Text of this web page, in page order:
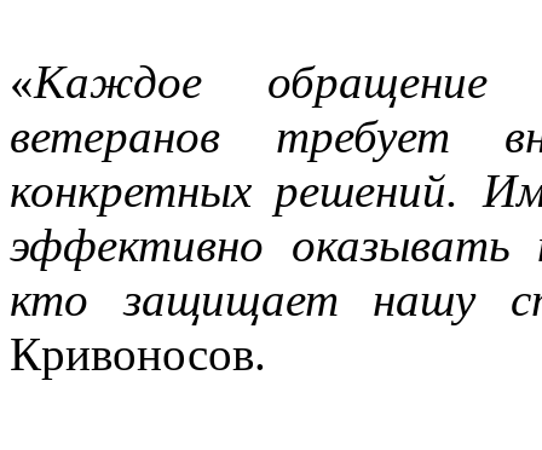
«Каждое обращение
ветеранов требует
конкретных решений.
эффективно
кто защищает нашу
Кривоносов.